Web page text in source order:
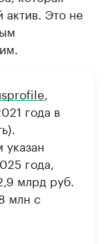
Это не
года в
года,
млрд руб.
млн с